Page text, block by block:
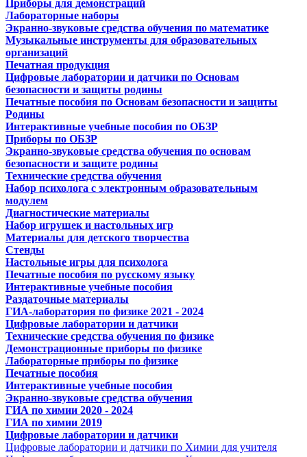
Приборы для демонстраций
Лабораторные наборы
Экранно-звуковые средства обучения по математике
Музыкальные инструменты для образовательных
организаций
Печатная продукция
Цифровые лаборатории и датчики по Основам
безопасности и защиты родины
Печатные пособия по Основам безопасности и защиты
Родины
Интерактивные учебные пособия по ОБЗР
Приборы по ОБЗР
Экранно-звуковые средства обучения по основам
безопасности и защите родины
Технические средства обучения
Набор психолога с электронным образовательным
модулем
Диагностические материалы
Набор игрушек и настольных игр
Материалы для детского творчества
Стенды
Настольные игры для психолога
Печатные пособия по русскому языку
Интерактивные учебные пособия
Раздаточные материалы
ГИА-лаборатория по физике 2021 - 2024
Цифровые лаборатории и датчики
Технические средства обучения по физике
Демонстрационные приборы по физике
Лабораторные приборы по физике
Печатные пособия
Интерактивные учебные пособия
Экранно-звуковые средства обучения
ГИА по химии 2020 - 2024
ГИА по химии 2019
Цифровые лаборатории и датчики
Цифровые лаборатории и датчики по Химии для учителя